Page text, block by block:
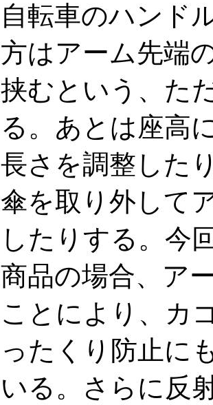
自転車のハンド
方はアーム先端
挟むという、た
る。あとは座高
長さを調整した
傘を取り外して
したりする。今
商品の場合、ア
ことにより、カ
ったくり防止に
いる。さらに反